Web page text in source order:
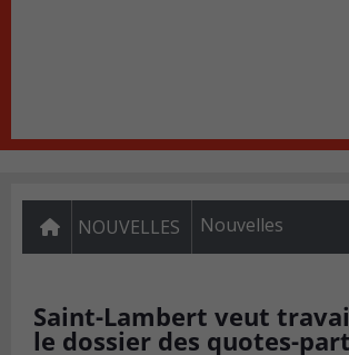
NOUVELLES Nouvelles
Saint-Lambert veut
le dossier des quotes-